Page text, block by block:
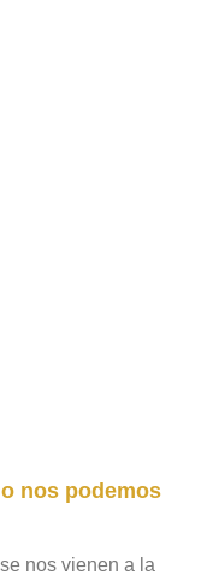
nos podemos
nos vienen a la